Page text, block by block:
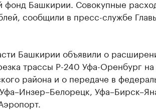
фонд Башкирии. Совокупные
сообщили в пресс-службе
Башкирии объявили о
трассы Р-240 Уфа-Оренбург на
района и о передаче в